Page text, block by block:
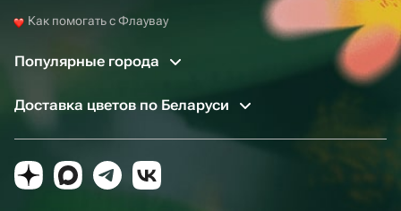
Как помогать с Флаувау
Популярные города
Доставка цветов по Беларуси